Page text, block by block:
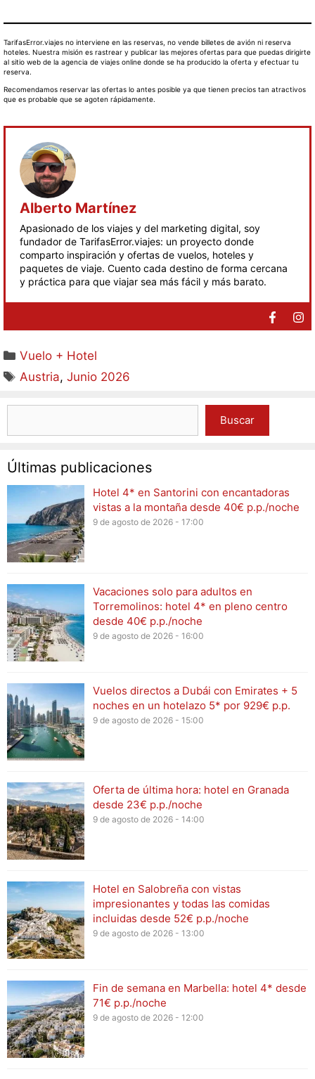
TarifasError.viajes no interviene en las reservas, no vende billetes de avión ni reserva
hoteles. Nuestra misión es rastrear y publicar las mejores ofertas para que puedas dirigirte
al sitio web de la agencia de viajes online donde se ha producido la oferta y efectuar tu
reserva.
Recomendamos reservar las ofertas lo antes posible ya que tienen precios tan atractivos
que es probable que se agoten rápidamente.
Alberto Martínez
Apasionado de los viajes y del marketing digital, soy
fundador de TarifasError.viajes: un proyecto donde
comparto inspiración y ofertas de vuelos, hoteles y
paquetes de viaje. Cuento cada destino de forma cercana
y práctica para que viajar sea más fácil y más barato.
Vuelo + Hotel
Austria,Junio 2026
Buscar
Últimas publicaciones
Hotel 4* en Santorini con encantadoras
vistas a la montaña desde 40€ p.p./noche
9 de agosto de 2026 - 17:00
Vacaciones solo para adultos en
Torremolinos: hotel 4* en pleno centro
desde 40€ p.p./noche
9 de agosto de 2026 - 16:00
Vuelos directos a Dubái con Emirates + 5
noches en un hotelazo 5* por 929€ p.p.
9 de agosto de 2026 - 15:00
Oferta de última hora: hotel en Granada
desde 23€ p.p./noche
9 de agosto de 2026 - 14:00
Hotel en Salobreña con vistas
impresionantes y todas las comidas
incluidas desde 52€ p.p./noche
9 de agosto de 2026 - 13:00
Fin de semana en Marbella: hotel 4* desde
71€ p.p./noche
9 de agosto de 2026 - 12:00